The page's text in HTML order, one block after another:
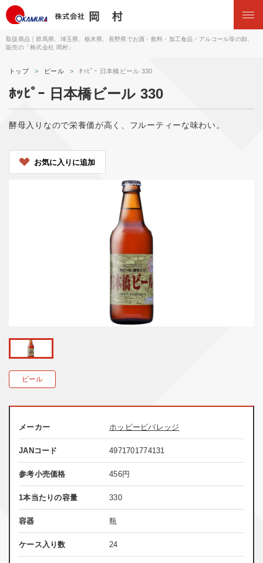
取扱商品｜群馬県、埼玉県、栃木県、長野県でお酒・飲料・加工食品・アルコール等の卸、
販売の「株式会社 岡村」
トップ ビール ﾎｯﾋﾟｰ 日本橋ビール 330
ﾎｯﾋﾟｰ 日本橋ビール 330
酵母入りなので栄養価が高く、フルーティーな味わい。
お気に入りに追加
ビール
メーカー ホッピービバレッジ
JANコード 4971701774131
参考小売価格 456円
1本当たりの容量 330
容器 瓶
ケース入り数 24